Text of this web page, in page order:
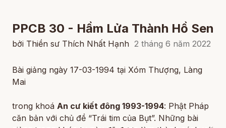
PPCB 30 - Hầm Lửa Thành Hồ Sen
bởi Thiền sư Thích Nhất Hạnh 2 tháng 6 năm 2022
Bài giảng ngày 17-03-1994 tại Xóm Thượng, Làng
Mai
trong khoá An cư kiết đông 1993-1994: Phật Pháp
căn bản với chủ đề “Trái tim của Bụt”. Những bài